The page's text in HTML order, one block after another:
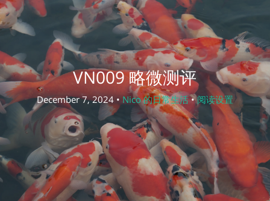
VN009 略微测评
December 7, 2024 •Nico 的日常生活•阅读设置